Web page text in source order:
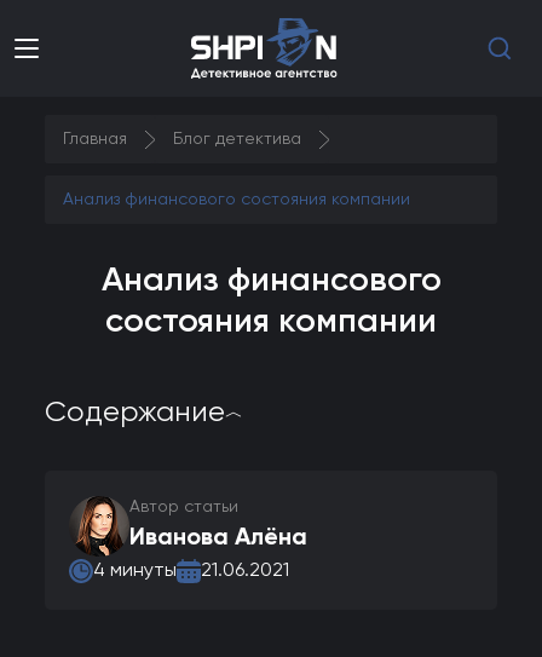
Главная Блог детектива
Анализ финансового состояния компании
Анализ финансового
состояния компании
Содержание︿
Автор статьи
Иванова Алёна
4 минуты 21.06.2021